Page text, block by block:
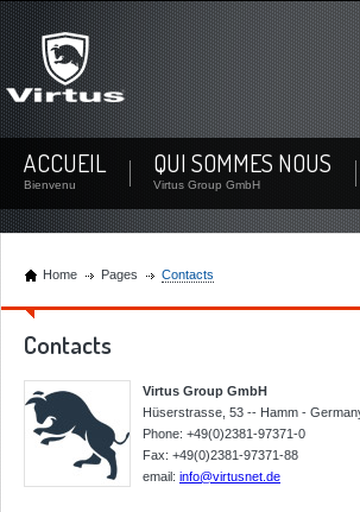
Pas encore membre?
Inscrivez-vous maintenant! En créant un compte, vous
entreprise ...
Pas encore membre? Créer un utilisateur
ACCUEIL
Bienvenu
QUI SOMMES NOUS
Virtus Group GmbH
Home Pages Contacts
Contacts
Virtus Group GmbH
Hüserstrasse, 53 -- Hamm -
Phone: +49(0)2381-97371-0
Fax: +49(0)2381-97371-88
email: info@virtusnet.de